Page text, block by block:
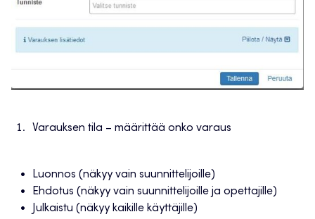
Varauksen tila – määrittää onko varaus
Luonnos (näkyy vain suunnittelijoille)
Ehdotus (näkyy vain suunnittelijoille ja opettajille)
Julkaistu (näkyy kaikille käyttäjille)